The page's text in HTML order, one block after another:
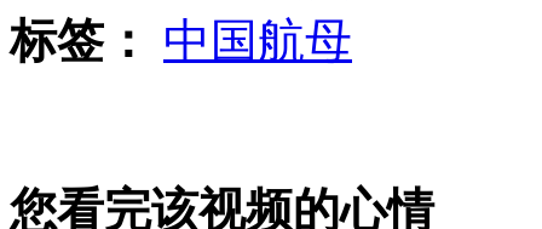
宜兰渔民发起"为生存 护渔权"活动
南京：摩托罗拉30日将强制裁人
标签：
中国航母
您看完该视频的心情